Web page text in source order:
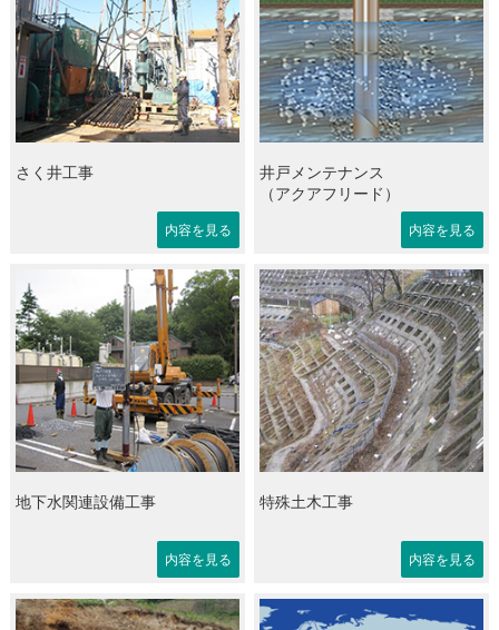
さく井工事
内容を見る
井戸メンテナンス
（アクアフリード）
内容を見る
地下水関連設備工事
内容を見る
特殊土木工事
内容を見る